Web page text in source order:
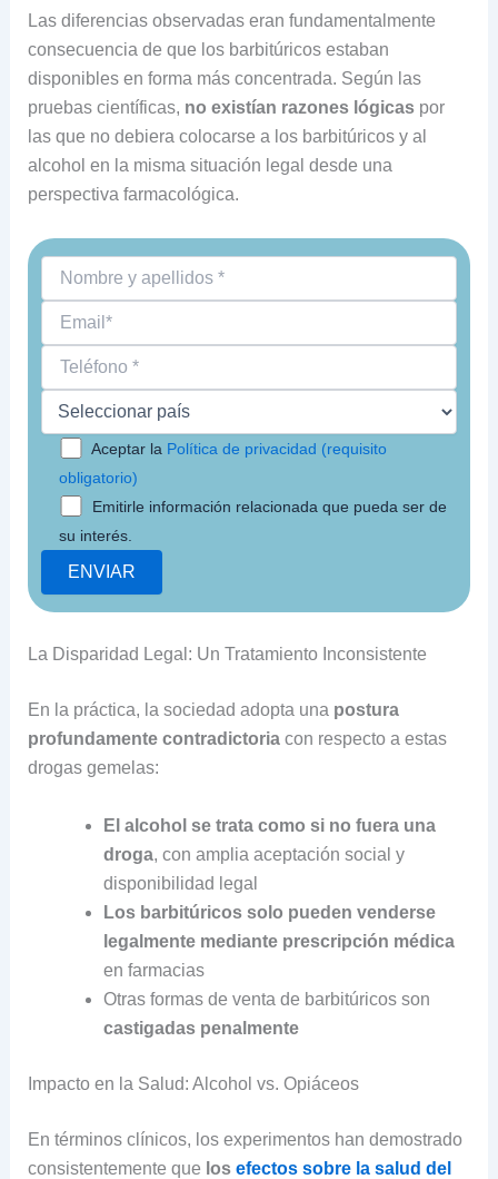
Las diferencias observadas eran fundamentalmente
consecuencia de que los barbitúricos estaban
disponibles en forma más concentrada. Según las
pruebas científicas, no existían razones lógicaspor
las que no debiera colocarse a los barbitúricos y al
alcohol en la misma situación legal desde una
perspectiva farmacológica.
Aceptar la Política de privacidad (requisito
obligatorio)
Emitirle información relacionada que pueda ser de
su interés.
La Disparidad Legal: Un Tratamiento Inconsistente
En la práctica, la sociedad adopta una postura
profundamente contradictoriacon respecto a estas
drogas gemelas:
El alcohol se trata como si no fuera una
droga, con amplia aceptación social y
disponibilidad legal
Los barbitúricos solo pueden venderse
legalmente mediante prescripción médica
en farmacias
Otras formas de venta de barbitúricos son
castigadas penalmente
Impacto en la Salud: Alcohol vs. Opiáceos
En términos clínicos, los experimentos han demostrado
consistentemente que los efectos sobre la salud del